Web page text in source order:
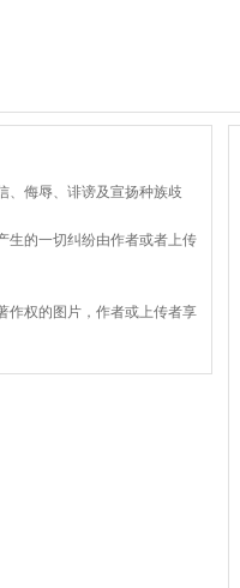
、侮辱、诽谤及宣扬种族歧
生的一切纠纷由作者或者上传
作权的图片，作者或上传者享